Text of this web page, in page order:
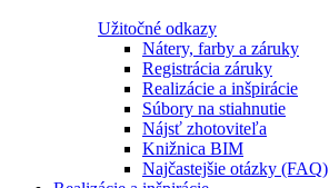
Užitočné odkazy
Nátery, farby a záruky
Registrácia záruky
Realizácie a inšpirácie
Súbory na stiahnutie
Nájsť zhotoviteľa
Knižnica BIM
Najčastejšie otázky (FAQ)